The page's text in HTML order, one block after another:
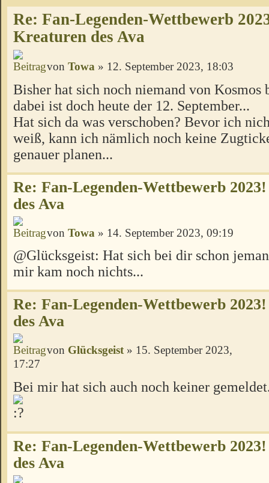
Re: Fan-Legenden-Wettbewerb
Kreaturen des Ava
von Towa » 12. September 2023, 18:03
Bisher hat sich noch niemand von Kosmos
dabei ist doch heute der 12. September...
Hat sich da was verschoben? Bevor ich
weiß, kann ich nämlich noch keine
genauer planen...
Re: Fan-Legenden-Wettbewerb
des Ava
von Towa » 14. September 2023, 09:19
@Glücksgeist: Hat sich bei dir schon
mir kam noch nichts...
Re: Fan-Legenden-Wettbewerb
des Ava
von Glücksgeist» 15. September 2023,
17:27
Bei mir hat sich auch noch keiner
Re: Fan-Legenden-Wettbewerb
des Ava